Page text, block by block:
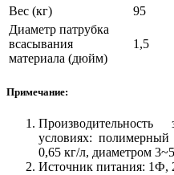
Вес (кг)
95
Диаметр патрубка
всасывания
материала (дюйм)
1,5
Примечание:
условиях:
0,65 кг/л, диаметром
Источник питания: 1Ф,